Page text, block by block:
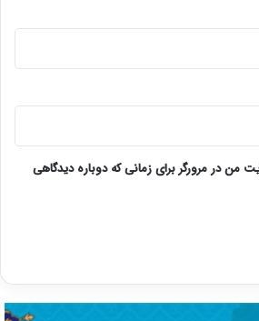
من در مرورگر برای زمانی که دوباره دیدگاهی